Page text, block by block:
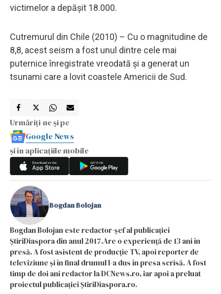
victimelor a depășit 18.000.
Cutremurul din Chile (2010) – Cu o magnitudine de
8,8, acest seism a fost unul dintre cele mai
puternice înregistrate vreodată și a generat un
tsunami care a lovit coastele Americii de Sud.
Urmăriți-ne și pe
Google News
și în aplicațiile mobile
Bogdan Bolojan
Bogdan Bolojan este redactor-șef al publicației
ȘtiriDiaspora din anul 2017.Are o experiență de 13 ani în
presă. A fost asistent de producție TV, apoi reporter de
televiziune și în final drumul l-a dus în presa scrisă. A fost
timp de doi ani redactor la DCNews.ro, iar apoi a preluat
proiectul publicației ȘtiriDiaspora.ro.